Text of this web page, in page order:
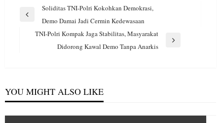
Navigasi
pos
Previous
Soliditas TNI-Polri Kokohkan Demokrasi,
Demo Damai Jadi Cermin Kedewasaan
TNI-Polri Kompak Jaga Stabilitas, Masyarakat
Didorong Kawal Demo Tanpa Anarkis
YOU MIGHT ALSO LIKE